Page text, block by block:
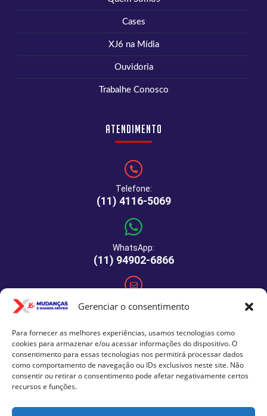
Gerenciar o consentimento
Para fornecer as melhores experiências, usamos tecnologias como
cookies para armazenar e/ou acessar informações do dispositivo. O
consentimento para essas tecnologias nos permitirá processar dados
como comportamento de navegação ou IDs exclusivos neste site. Não
consentir ou retirar o consentimento pode afetar negativamente certos
recursos e funções.
Cases
XJ6 na Mídia
Ouvidoria
Trabalhe Conosco
Atendimento
Telefone:
(11) 4116-5069
WhatsApp:
(11) 94902-6866
E-mail:
Rua Manuel de Macedo, 64 - São Paulo - SP - CEP: 04459-
290